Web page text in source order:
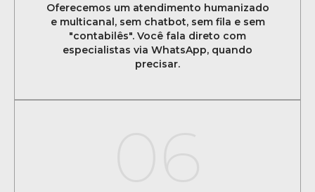
Oferecemos um atendimento humanizado
e multicanal, sem chatbot, sem fila e sem
"contabilês". Você fala direto com
especialistas via WhatsApp, quando
precisar.